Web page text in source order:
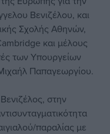
Βενιζέλου, και
Σχολής Αθηνών,
και μέλους
των Υπουργείων
Παπαγεωργίου.
στην
παραλίας με